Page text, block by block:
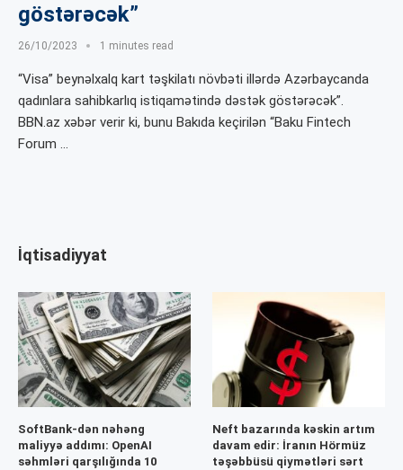
göstərəcək”
26/10/2023 1 minutes read
“Visa” beynəlxalq kart təşkilatı növbəti illərdə Azərbaycanda
qadınlara sahibkarlıq istiqamətində dəstək göstərəcək”.
BBN.az xəbər verir ki, bunu Bakıda keçirilən “Baku Fintech
Forum …
İqtisadiyyat
SoftBank-dən nəhəng
maliyyə addımı: OpenAI
səhmləri qarşılığında 10
Neft bazarında kəskin artım
davam edir: İranın Hörmüz
təşəbbüsü qiymətləri sərt